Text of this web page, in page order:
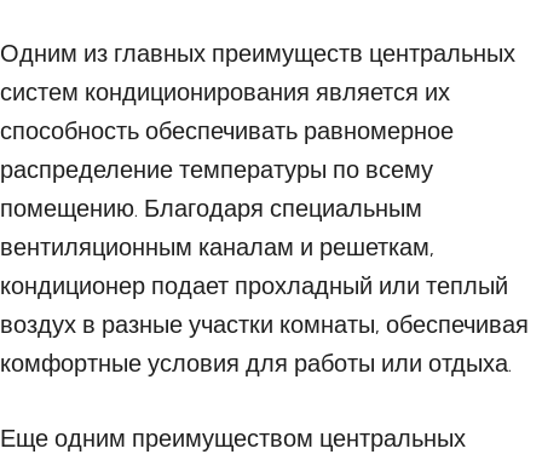
Одним из главных преимуществ центральных
систем кондиционирования является их
способность обеспечивать равномерное
распределение температуры по всему
помещению. Благодаря специальным
вентиляционным каналам и решеткам,
кондиционер подает прохладный или теплый
воздух в разные участки комнаты, обеспечивая
комфортные условия для работы или отдыха.
Еще одним преимуществом центральных